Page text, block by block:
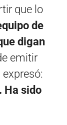
que lo
de
digan
emitir
Ha sido